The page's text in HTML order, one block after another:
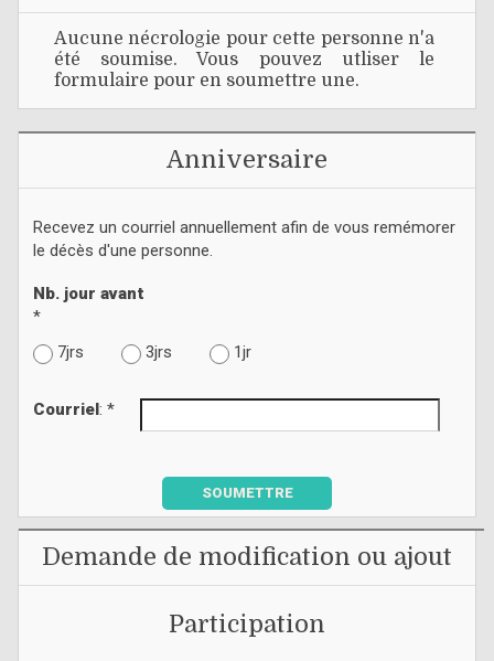
Aucune nécrologie pour cette personne n'a
été soumise. Vous pouvez utliser le
formulaire pour en soumettre une.
Anniversaire
Recevez un courriel annuellement afin de vous remémorer
le décès d'une personne.
Nb. jour avant
*
7jrs
3jrs 1jr
Courriel : *
SOUMETTRE
Demande de modification ou ajout
Participation